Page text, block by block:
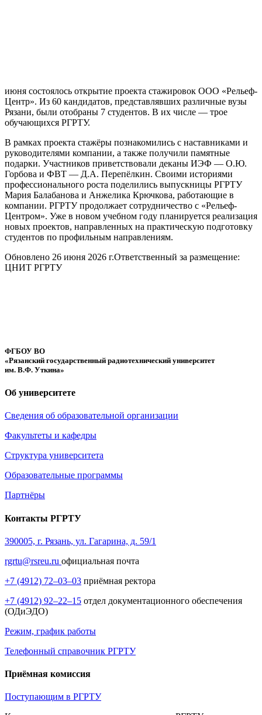
июня состоялось открытие проекта стажировок ООО «Рельеф-
Центр». Из 60 кандидатов, представлявших различные вузы
Рязани, были отобраны 7 студентов. В их числе — трое
обучающихся РГРТУ.
В рамках проекта стажёры познакомились с наставниками и
руководителями компании, а также получили памятные
подарки. Участников приветствовали деканы ИЭФ — О.Ю.
Горбова и ФВТ — Д.А. Перепёлкин. Своими историями
профессионального роста поделились выпускницы РГРТУ
Мария Балабанова и Анжелика Крючкова, работающие в
компании. РГРТУ продолжает сотрудничество с «Рельеф-
Центром». Уже в новом учебном году планируется реализация
новых проектов, направленных на практическую подготовку
студентов по профильным направлениям.
Обновлено 26 июня 2026 г.Ответственный за размещение:
ЦНИТ РГРТУ
ФГБОУ ВО
«Рязанский государственный радиотехнический университет
им. В.Ф. Уткина»
Об университете
Сведения об образовательной организации
Факультеты и кафедры
Структура университета
Образовательные программы
Партнёры
Контакты РГРТУ
390005, г. Рязань, ул. Гагарина, д. 59/1
rgrtu@rsreu.ru официальная почта
+7 (4912) 72–03–03 приёмная ректора
+7 (4912) 92–22–15 отдел документационного обеспечения
(ОДиЭДО)
Режим, график работы
Телефонный справочник РГРТУ
Приёмная комиссия
Поступающим в РГРТУ